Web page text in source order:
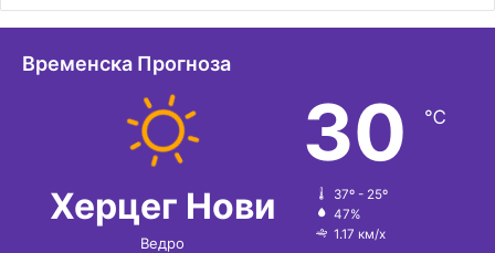
тВременска Прогноза
Херцег Нови
Ведро
30 ℃
37º - 25º
47%
1.17 км/х